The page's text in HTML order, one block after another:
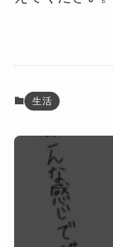
生活